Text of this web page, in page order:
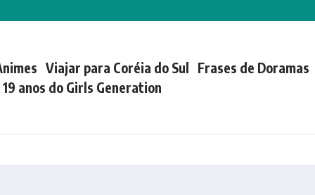
Viajar para Coréia do Sul Frases de Doramas
anos do Girls Generation